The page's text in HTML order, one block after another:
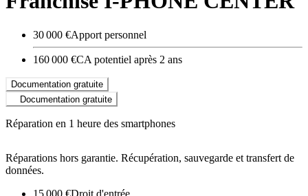
30 000 €Apport personnel
160 000 €CA potentiel après 2 ans
Documentation gratuite
Documentation gratuite
Réparation en 1 heure des smartphones
Réparations hors garantie. Récupération, sauvegarde et transfert de
données.
15 000 €Droit d'entrée